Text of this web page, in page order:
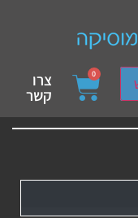
device users,
0 צרו
קשר